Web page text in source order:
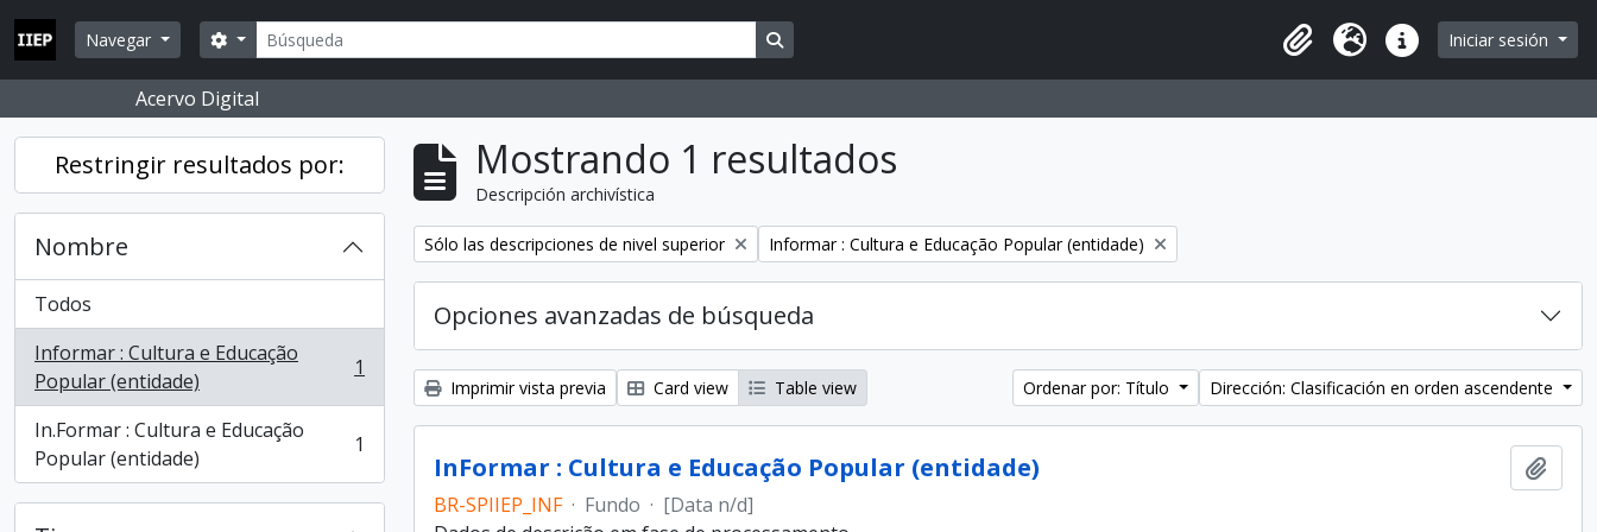
Skip to main content
Navegar
Búsqueda
Search options Search in browse page
Portapapeles
Idioma Enlaces rápidos
Iniciar sesión
Acervo Digital
Restringir resultados por:
Nombre
Todos
Informar : Cultura e Educação
Popular (entidade)
, 1 resultados 1
In.Formar : Cultura e Educação
Popular (entidade)
, 1 resultados 1
Mostrando 1 resultados
Descripción archivística
Remove filter:
Sólo las descripciones de nivel superior Remove filter:
Informar : Cultura e Educação Popular (entidade)
Opciones avanzadas de búsqueda
Imprimir vista previa Card view Table view Ordenar por: Título Dirección: Clasificación en orden ascendente
InFormar : Cultura e Educação Popular (entidade)
BR-SPIIEP_INF · Fundo · [Data n/d]